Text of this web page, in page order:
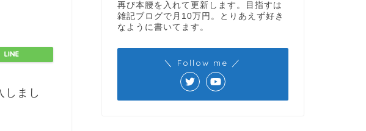
しまし
再び本腰を入れて更新します。目指すは
雑記ブログで月10万円。とりあえず好き
なように書いてます。
＼ Follow me ／